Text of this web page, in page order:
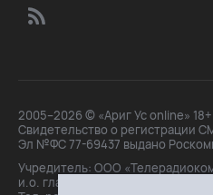
2005–2026 © «Ариг Ус online» 18+
Свидетельство о регистрации
Эл №ФС 77-69437 выдано
Учредитель: ООО
и.о. главного редактора: